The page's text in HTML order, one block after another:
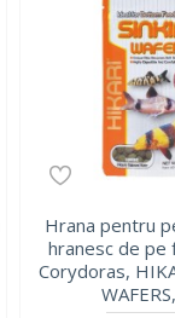
Hrana pentru
hranesc de pe
Corydoras,